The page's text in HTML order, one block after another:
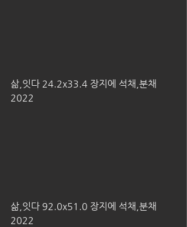
삶,잇다 24.2x33.4 장지에 석채,분채
2022
삶,잇다 92.0x51.0 장지에 석채,분채
2022